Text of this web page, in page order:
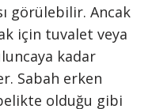
görülebilir. Ancak
için tuvalet veya
kadar
Sabah erken
olduğu gibi